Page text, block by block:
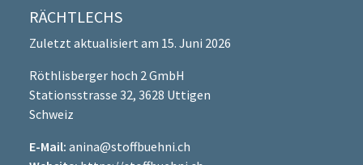
RÄCHTLECHS
Zuletzt aktualisiert am 15. Juni 2026
Röthlisberger hoch 2 GmbH
Stationsstrasse 32, 3628 Uttigen
Schweiz
E-Mail: anina@stoffbuehni.ch